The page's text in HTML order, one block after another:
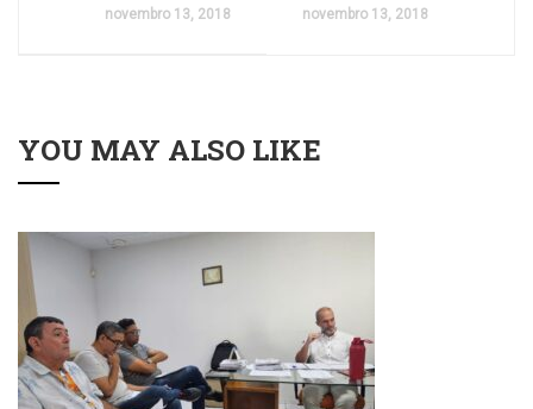
novembro 13, 2018 novembro 13, 2018
YOU MAY ALSO LIKE